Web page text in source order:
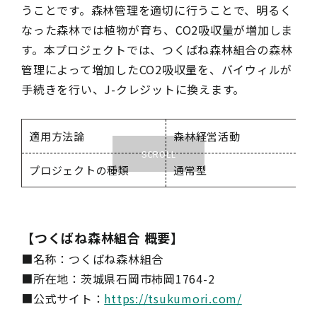
うことです。森林管理を適切に行うことで、明るく
なった森林では植物が育ち、CO2吸収量が増加しま
す。本プロジェクトでは、つくばね森林組合の森林
管理によって増加したCO2吸収量を、バイウィルが
手続きを行い、J-クレジットに換えます。
適用方法論 森林経営活動
プロジェクトの種類 通常型
【つくばね森林組合 概要】
■名称：つくばね森林組合
■所在地：茨城県石岡市柿岡1764-2
■公式サイト： https://tsukumori.com/